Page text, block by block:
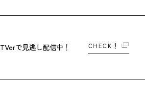
TVerで見逃し配信中！ CHECK！